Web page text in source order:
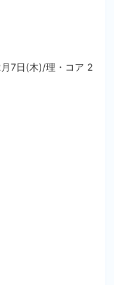
7日(木)/理・コア 2